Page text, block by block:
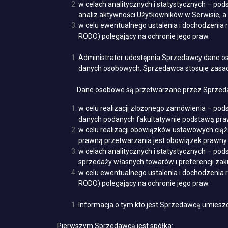
w celach analitycznych i statystycznych –
analiz aktywności Użytkowników w Serwisie,
w celu ewentualnego ustalenia i
RODO) polegający na ochronie jego praw.
Administrator udostępnia Sprzedawcy dane
danych osobowych. Sprzedawca stosuje
Dane osobowe są przetwarzane przez
w celu realizacji złożonego zamówienia –
danych podanych fakultatywnie podstawą
w celu realizacji obowiązków ustawowych
prawną przetwarzania jest obowiązek prawny
w celach analitycznych i statystycznych –
sprzedaży własnych towarów i preferencji
w celu ewentualnego ustalenia i
RODO) polegający na ochronie jego praw.
Informacja o tym kto jest Sprzedawcą
Pierwszym Sprzedawcą jest spółka: